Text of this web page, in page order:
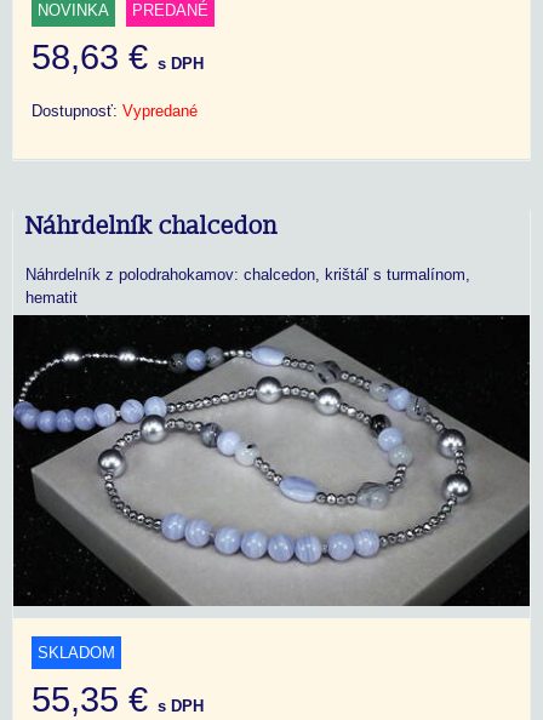
NOVINKA PREDANÉ
58,63 € s DPH
Dostupnosť: Vypredané
Náhrdelník chalcedon
Náhrdelník z polodrahokamov: chalcedon, krištáľ s turmalínom,
hematit
SKLADOM
55,35 € s DPH